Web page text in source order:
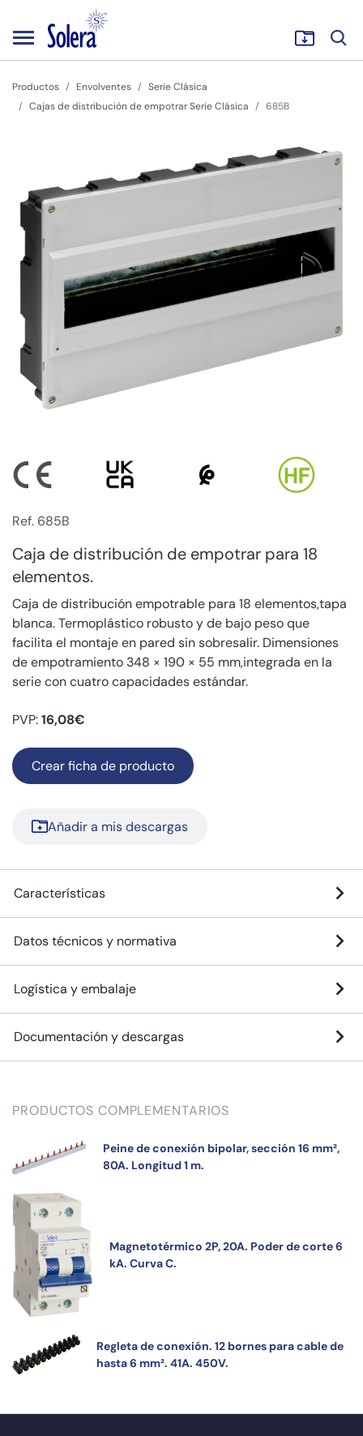
Productos Envolventes
Serie Clásica
Cajas de distribución de empotrar Serie Clásica
685B
Ref. 685B
Caja de distribución de empotrar para 18
elementos.
Caja de distribución empotrable para 18 elementos,tapa
blanca. Termoplástico robusto y de bajo peso que
facilita el montaje en pared sin sobresalir. Dimensiones
de empotramiento 348 × 190 × 55 mm,integrada en la
serie con cuatro capacidades estándar.
PVP:16,08€
Crear ficha de producto
Añadir a mis descargas
Características
Datos técnicos y normativa
Logística y embalaje
Documentación y descargas
PRODUCTOS COMPLEMENTARIOS
Peine de conexión bipolar, sección 16 mm²,
80A. Longitud 1 m.
Magnetotérmico 2P, 20A. Poder de corte 6
kA. Curva C.
Regleta de conexión. 12 bornes para cable de
hasta 6 mm². 41A. 450V.